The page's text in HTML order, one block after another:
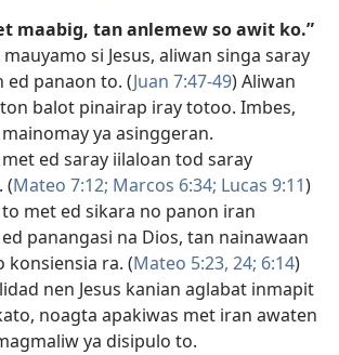
maabig, tan anlemew so awit ko.”
si Jesus, aliwan singa saray
ed panaon to. (Juan 7:47-49) Aliwan
balot pinairap iray totoo. Imbes,
ya asinggeran.
ed saray iilaloan tod saray
(Mateo 7:12; Marcos 6:34; Lucas 9:11)
met ed sikara no panon iran
panangasi na Dios, tan nainawaan
konsiensia ra. (Mateo 5:23, 24; 6:14)
nen Jesus kanian aglabat inmapit
noagta apakiwas met iran awaten
ya disipulo to.